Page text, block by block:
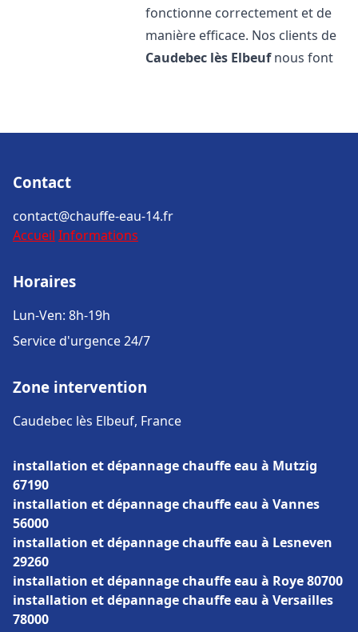
fonctionne correctement et de
manière efficace. Nos clients de
Caudebec lès Elbeufnous font
Contact
contact@chauffe-eau-14.fr
Accueil Informations
Horaires
Lun-Ven: 8h-19h
Service d'urgence 24/7
Zone intervention
Caudebec lès Elbeuf, France
installation et dépannage chauffe eau à Mutzig
67190
installation et dépannage chauffe eau à Vannes
56000
installation et dépannage chauffe eau à Lesneven
29260
installation et dépannage chauffe eau à Roye 80700
installation et dépannage chauffe eau à Versailles
78000